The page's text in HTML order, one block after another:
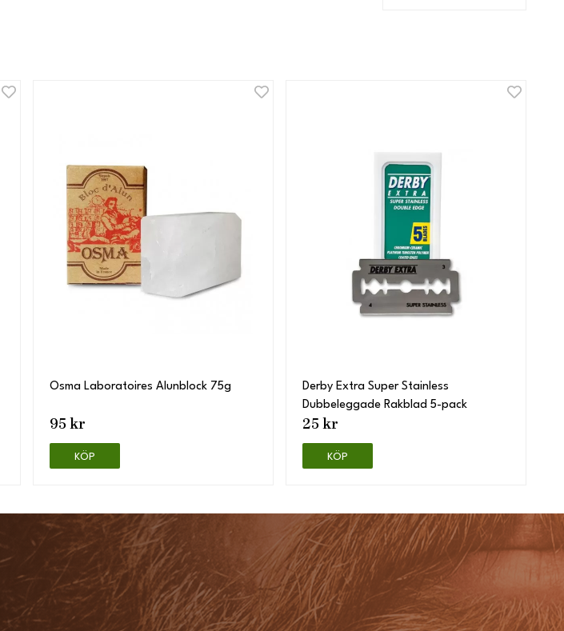
Osma Laboratoires Alunblock 75g
95 kr
KÖP
Derby Extra Super Stainless
Dubbeleggade Rakblad 5-pack
25 kr
KÖP